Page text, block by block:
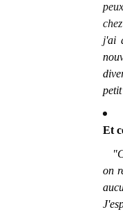
j'ai
Et
on